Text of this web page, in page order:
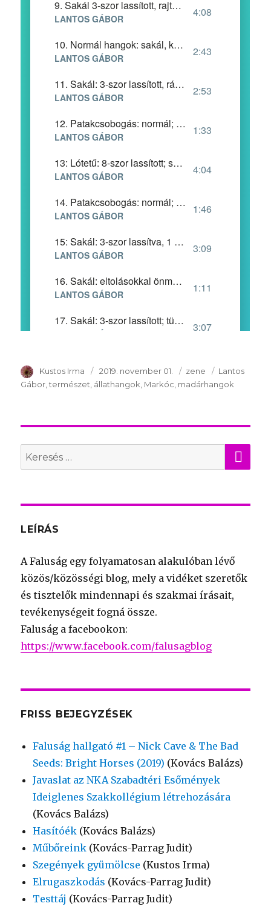
Szerző
Kustos Irma Publikálva
2019. november 01. Témakör
zene Kulcsszavak
Lantos
Gábor természet állathangok Markóc madárhangok
Search
for:
LEÍRÁS
A Faluság egy folyamatosan alakulóban lévő
közös/közösségi blog, mely a vidéket szeretők
és tisztelők mindennapi és szakmai írásait,
tevékenységeit fogná össze.
Faluság a facebookon:
https://www.facebook.com/falusagblog
FRISS BEJEGYZÉSEK
Faluság hallgató #1 – Nick Cave & The Bad
Seeds: Bright Horses (2019) (Kovács Balázs)
Javaslat az NKA Szabadtéri Esőmények
Ideiglenes Szakkollégium létrehozására
(Kovács Balázs)
Hasítóék (Kovács Balázs)
Műbőreink (Kovács-Parrag Judit)
Szegények gyümölcse (Kustos Irma)
Elrugaszkodás (Kovács-Parrag Judit)
Testtáj (Kovács-Parrag Judit)